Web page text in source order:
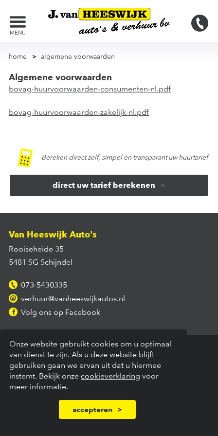
Onze website gebruikt cookies om u optimaal
van dienst te zijn. Als u deze website blijft
gebruiken gaan we ervan uit dat u hiermee
instemt. Bekijk onze cookieverklaring voor
meer informatie.
accepteren
MENU
home algemene voorwaarden
Algemene voorwaarden
bovag-huurvoorwaarden-consumenten-nl.pdf
bovag-huurvoorwaarden-zakelijk-nl.pdf
Bereken direct zelf, simpel en transparant uw huurtarief
direct uw tarief berekenen
Van Heeswijk Auto's
Rooiseheide 35
5481 SG Schijndel
073-5430335
verhuur@vanheeswijkautos.nl
Volg ons op Facebook
disclaimer
Copyright © 2026 – Van Heeswijk Auto's –VK10